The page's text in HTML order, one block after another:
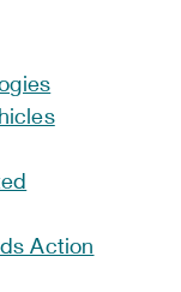
Action